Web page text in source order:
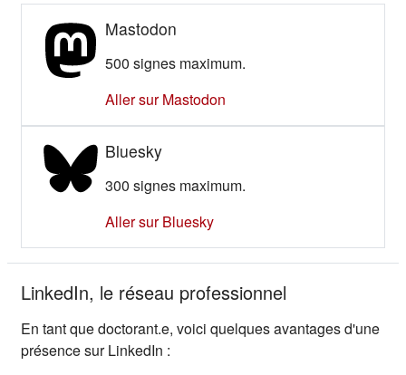
Mastodon
500 signes maximum.
Aller sur Mastodon
Bluesky
300 signes maximum.
Aller sur Bluesky(s'ouvre dans un nouvel
LinkedIn, le réseau professionnel
En tant que doctorant.e, voici quelques avantages d'une
présence sur LinkedIn :